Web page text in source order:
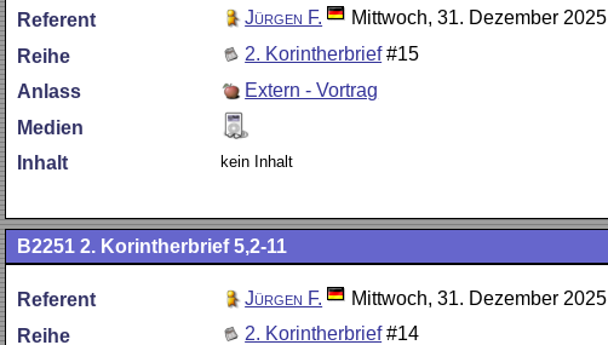
Referent Jürgen F.
Mittwoch, 31. Dezember 2025
Reihe
2. Korintherbrief#15
Anlass
Extern - Vortrag
Medien
Inhalt
kein Inhalt
B2251 2. Korintherbrief 5,2-11
Referent Jürgen F.
Mittwoch, 31. Dezember 2025
Reihe
2. Korintherbrief#14